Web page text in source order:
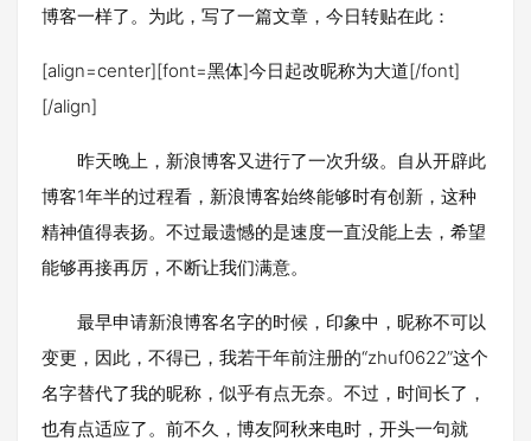
博客一样了。为此，写了一篇文章，今日转贴在此：
[align=center][font=黑体]今日起改昵称为大道[/font]
[/align]
昨天晚上，新浪博客又进行了一次升级。自从开辟此
博客1年半的过程看，新浪博客始终能够时有创新，这种
精神值得表扬。不过最遗憾的是速度一直没能上去，希望
能够再接再厉，不断让我们满意。
最早申请新浪博客名字的时候，印象中，昵称不可以
变更，因此，不得已，我若干年前注册的“zhuf0622”这个
名字替代了我的昵称，似乎有点无奈。不过，时间长了，
也有点适应了。前不久，博友阿秋来电时，开头一句就